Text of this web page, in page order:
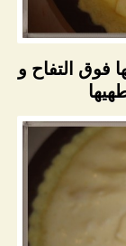
فوق التفاح و